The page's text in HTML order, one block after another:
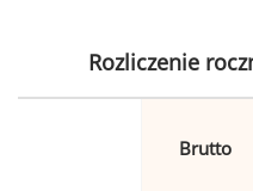
Rozliczenie
Brutto